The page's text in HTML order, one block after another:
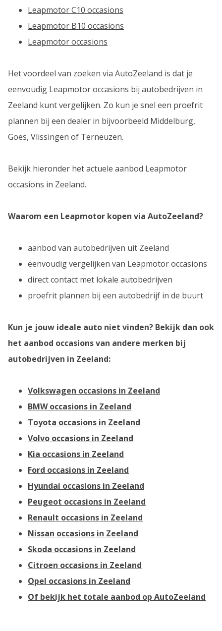
Leapmotor C10 occasions
Leapmotor B10 occasions
Leapmotor occasions
Het voordeel van zoeken via AutoZeeland is dat je
eenvoudig Leapmotor occasions bij autobedrijven in
Zeeland kunt vergelijken. Zo kun je snel een proefrit
plannen bij een dealer in bijvoorbeeld Middelburg,
Goes, Vlissingen of Terneuzen.
Bekijk hieronder het actuele aanbod Leapmotor
occasions in Zeeland.
Waarom een Leapmotor kopen via AutoZeeland?
aanbod van autobedrijven uit Zeeland
eenvoudig vergelijken van Leapmotor occasions
direct contact met lokale autobedrijven
proefrit plannen bij een autobedrijf in de buurt
Kun je jouw ideale auto niet vinden? Bekijk dan ook
het aanbod occasions van andere merken bij
autobedrijven in Zeeland:
Volkswagen occasions in Zeeland
BMW occasions in Zeeland
Toyota occasions in Zeeland
Volvo occasions in Zeeland
Kia occasions in Zeeland
Ford occasions in Zeeland
Hyundai occasions in Zeeland
Peugeot occasions in Zeeland
Renault occasions in Zeeland
Nissan occasions in Zeeland
Skoda occasions in Zeeland
Citroen occasions in Zeeland
Opel occasions in Zeeland
Of bekijk het totale aanbod op AutoZeeland